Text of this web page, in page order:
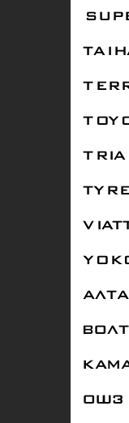
ОШЗ